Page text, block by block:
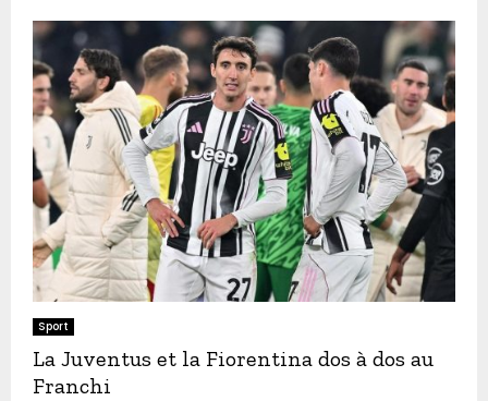
Sport
La Juventus et la Fiorentina dos à dos au
Franchi